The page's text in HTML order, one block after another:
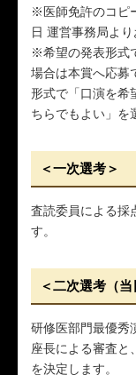
※医師免許のコピ
日 運営事務局より
※希望の発表形式
場合は本賞へ応募
形式で「口演を希
ちらでもよい」を
＜一次選考＞
査読委員による採
す。
＜二次選考（当
研修医部門最優秀
座長による審査と
を決定します。